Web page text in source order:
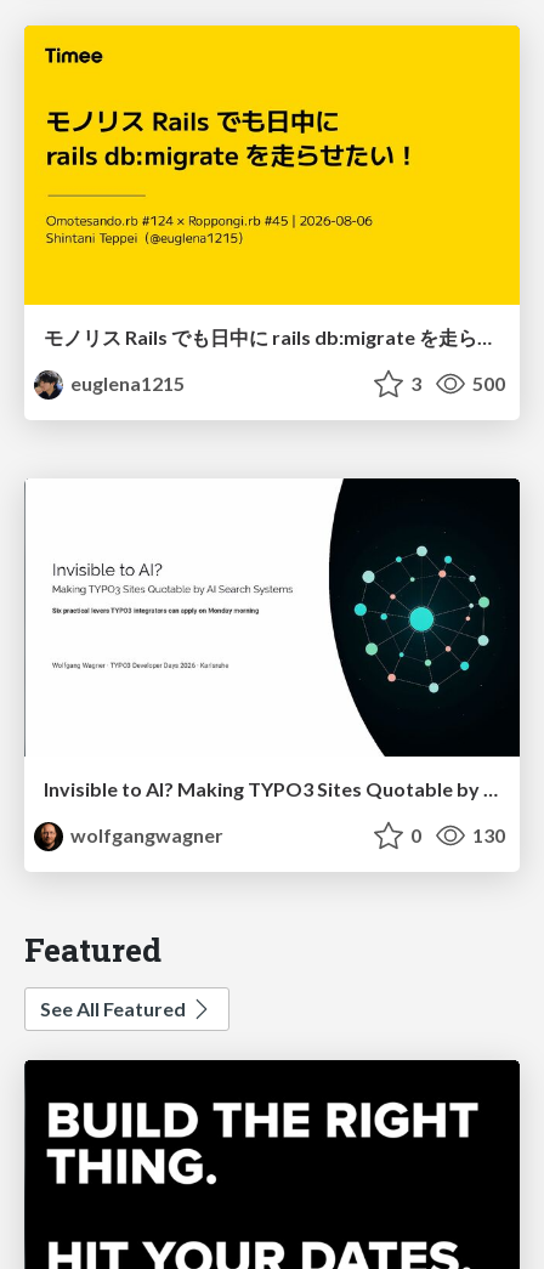
euglena1215
3 500
Invisible to AI? Making TYPO3 Sites Quotable by AI Search Systems
wolfgangwagner
0 130
Featured
See All Featured